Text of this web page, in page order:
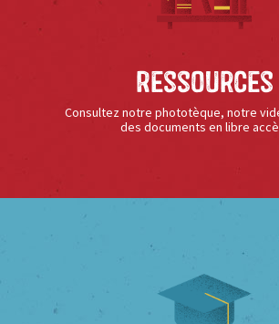
Ressources
Consultez notre phototèque, notre
des documents en libre